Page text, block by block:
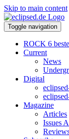
Skip to main content
Toggle navigation
ROCK 6
Current
News
Digital
Magazine
Articles
Issues